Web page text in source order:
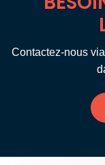
Contactez-nous